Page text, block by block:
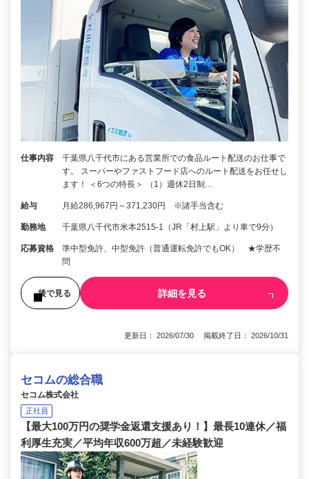
仕事内容
千葉県八千代市にある営業所での食品ルート配送のお仕事で
す。 スーパーやファストフード店へのルート配送をお任せし
ます！ ＜6つの特長＞ （1）週休2日制…
給与 月給286,967円～371,230円 ※諸手当含む
勤務地 千葉県八千代市米本2515-1（JR「村上駅」より車で9分）
応募資格
準中型免許、中型免許（普通運転免許でもOK） ★学歴不
問
後で見る 詳細を見る
更新日： 2026/07/30 掲載終了日： 2026/10/31
セコムの総合職
セコム株式会社
正社員
【最大100万円の奨学金返還支援あり！】最長10連休／福
利厚生充実／平均年収600万超／未経験歓迎